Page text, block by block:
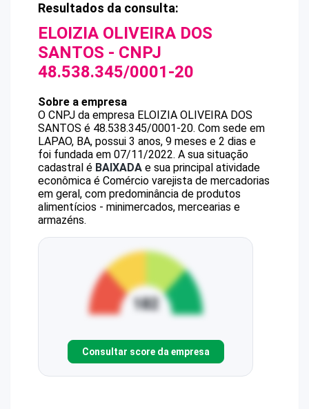
Resultados da consulta:
ELOIZIA OLIVEIRA DOS
SANTOS - CNPJ
48.538.345/0001-20
Sobre a empresa
O CNPJ da empresa ELOIZIA OLIVEIRA DOS
SANTOS é 48.538.345/0001-20. Com sede em
LAPAO, BA, possui 3 anos, 9 meses e 2 dias e
foi fundada em 07/11/2022. A sua situação
cadastral é BAIXADA e sua principal atividade
econômica é Comércio varejista de mercadorias
em geral, com predominância de produtos
alimentícios - minimercados, mercearias e
armazéns.
Consultar score da empresa